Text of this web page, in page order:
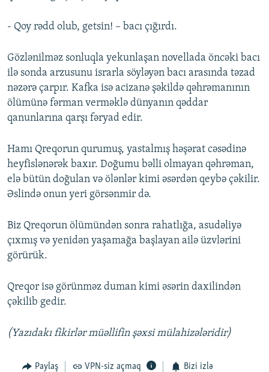
- Qoy rədd olub, getsin! – bacı çığırdı.
Gözlənilməz sonluqla yekunlaşan novellada öncəki bacı
ilə sonda arzusunu israrla söyləyən bacı arasında təzad
nəzərə çarpır. Kafka isə acizanə şəkildə qəhrəmanının
ölümünə fərman verməklə dünyanın qəddar
qanunlarına qarşı fəryad edir.
Hamı Qreqorun qurumuş, yastalmış həşərat cəsədinə
heyfislənərək baxır. Doğumu bəlli olmayan qəhrəman,
elə bütün doğulan və ölənlər kimi əsərdən qeybə çəkilir.
Əslində onun yeri görsənmir də.
Biz Qreqorun ölümündən sonra rahatlığa, asudəliyə
çıxmış və yenidən yaşamağa başlayan ailə üzvlərini
görürük.
Qreqor isə görünməz duman kimi əsərin daxilindən
çəkilib gedir.
(Yazıdakı fikirlər müəllifin şəxsi mülahizələridir)
Paylaş VPN-siz açmaq Bizi izlə